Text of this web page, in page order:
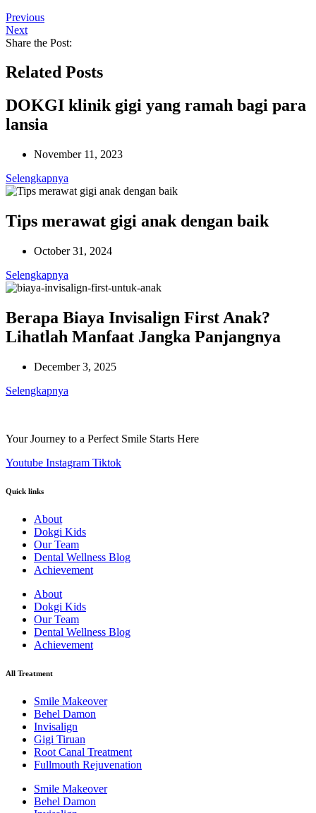
Previous
Next
Share the Post:
Related Posts
DOKGI klinik gigi yang ramah bagi para
lansia
November 11, 2023
Selengkapnya
Tips merawat gigi anak dengan baik
October 31, 2024
Selengkapnya
Berapa Biaya Invisalign First Anak?
Lihatlah Manfaat Jangka Panjangnya
December 3, 2025
Selengkapnya
Your Journey to a Perfect Smile Starts Here
Youtube Instagram Tiktok
Quick links
About
Dokgi Kids
Our Team
Dental Wellness Blog
Achievement
About
Dokgi Kids
Our Team
Dental Wellness Blog
Achievement
All Treatment
Smile Makeover
Behel Damon
Invisalign
Gigi Tiruan
Root Canal Treatment
Fullmouth Rejuvenation
Smile Makeover
Behel Damon